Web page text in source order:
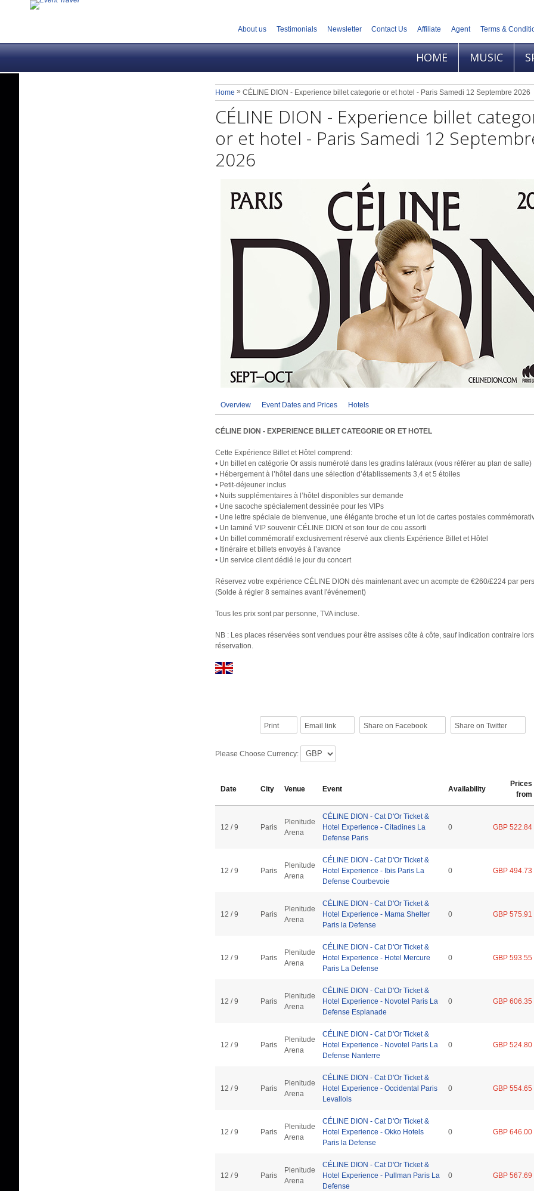
About us Testimonials Newsletter Contact Us Affiliate Agent Terms &
HOME MUSIC
Home » CÉLINE DION - Experience billet categorie or et hotel - Paris Samedi 12 Septembre 2026
CÉLINE DION - Experience billet
or et hotel - Paris Samedi 12
2026
Overview Event Dates and Prices Hotels
CÉLINE DION - EXPERIENCE BILLET CATEGORIE OR ET HOTEL
Cette Expérience Billet et Hôtel comprend:
• Un billet en catégorie Or assis numéroté dans les gradins latéraux (vous référer au plan de salle)
• Hébergement à l’hôtel dans une sélection d’établissements 3,4 et 5 étoiles
• Petit-déjeuner inclus
• Nuits supplémentaires à l’hôtel disponibles sur demande
• Une sacoche spécialement dessinée pour les VIPs
• Une lettre spéciale de bienvenue, une élégante broche et un lot de cartes postales
• Un laminé VIP souvenir CÉLINE DION et son tour de cou assorti
• Un billet commémoratif exclusivement réservé aux clients Expérience Billet et Hôtel
• Itinéraire et billets envoyés à l’avance
• Un service client dédié le jour du concert
Réservez votre expérience CÉLINE DION dès maintenant avec un acompte de €260/£224 par
(Solde à régler 8 semaines avant l'événement)
Tous les prix sont par personne, TVA incluse.
NB : Les places réservées sont vendues pour être assises côte à côte, sauf indication contraire
réservation.
Print Email link Share on Facebook Share on Twitter
Please Choose Currency:
Date City Venue Event Availability
Prices
from
12 / 9 Paris
Plenitude
Arena
CÉLINE DION - Cat D'Or Ticket &
Hotel Experience - Citadines La
Defense Paris
0 GBP 522.84
12 / 9 Paris
Plenitude
Arena
CÉLINE DION - Cat D'Or Ticket &
Hotel Experience - Ibis Paris La
Defense Courbevoie
0 GBP 494.73
12 / 9 Paris
Plenitude
Arena
CÉLINE DION - Cat D'Or Ticket &
Hotel Experience - Mama Shelter
Paris la Defense
0 GBP 575.91
12 / 9 Paris
Plenitude
Arena
CÉLINE DION - Cat D'Or Ticket &
Hotel Experience - Hotel Mercure
Paris La Defense
0 GBP 593.55
12 / 9 Paris
Plenitude
Arena
CÉLINE DION - Cat D'Or Ticket &
Hotel Experience - Novotel Paris La
Defense Esplanade
0 GBP 606.35
12 / 9 Paris
Plenitude
Arena
CÉLINE DION - Cat D'Or Ticket &
Hotel Experience - Novotel Paris La
Defense Nanterre
0 GBP 524.80
12 / 9 Paris
Plenitude
Arena
CÉLINE DION - Cat D'Or Ticket &
Hotel Experience - Occidental Paris
Levallois
0 GBP 554.65
12 / 9 Paris
Plenitude
Arena
CÉLINE DION - Cat D'Or Ticket &
Hotel Experience - Okko Hotels
Paris la Defense
0 GBP 646.00
12 / 9 Paris
Plenitude
Arena
CÉLINE DION - Cat D'Or Ticket &
Hotel Experience - Pullman Paris La
Defense
0 GBP 567.69